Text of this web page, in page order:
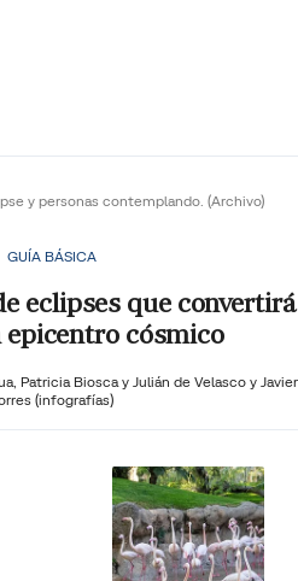
y personas contemplando. (Archivo)
GUÍA BÁSICA
eclipses que convertirá
epicentro cósmico
Patricia Biosca y Julián de Velasco y Javier
(infografías)